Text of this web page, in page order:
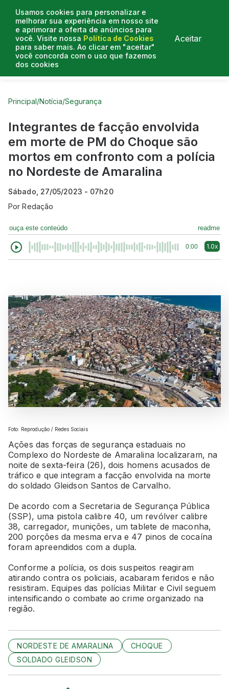
Usamos cookies para personalizar e
melhorar sua experiência em nosso site
e aprimorar a oferta de anúncios para
você. Visite nossa Política de Cookies
para saber mais. Ao clicar em "aceitar"
você concorda com o uso que fazemos
dos cookies
Aceitar
Curtas do Poder
Principal/Notícia/Segurança
Integrantes de facção envolvida
em morte de PM do Choque são
mortos em confronto com a polícia
no Nordeste de Amaralina
Sábado, 27/05/2023 - 07h20
PorRedação
ouça este conteúdo readme
0:00 1.0x
Foto: Reprodução / Redes Sociais
Ações das forças de segurança estaduais no
Complexo do Nordeste de Amaralina localizaram, na
noite de sexta-feira (26), dois homens acusados de
tráfico e que integram a facção envolvida na morte
do soldado Gleidson Santos de Carvalho.
De acordo com a Secretaria de Segurança Pública
(SSP), uma pistola calibre 40, um revólver calibre
38, carregador, munições, um tablete de maconha,
200 porções da mesma erva e 47 pinos de cocaína
foram apreendidos com a dupla.
Conforme a polícia, os dois suspeitos reagiram
atirando contra os policiais, acabaram feridos e não
resistiram. Equipes das polícias Militar e Civil seguem
intensificando o combate ao crime organizado na
região.
NORDESTE DE AMARALINA
CHOQUE
SOLDADO GLEIDSON